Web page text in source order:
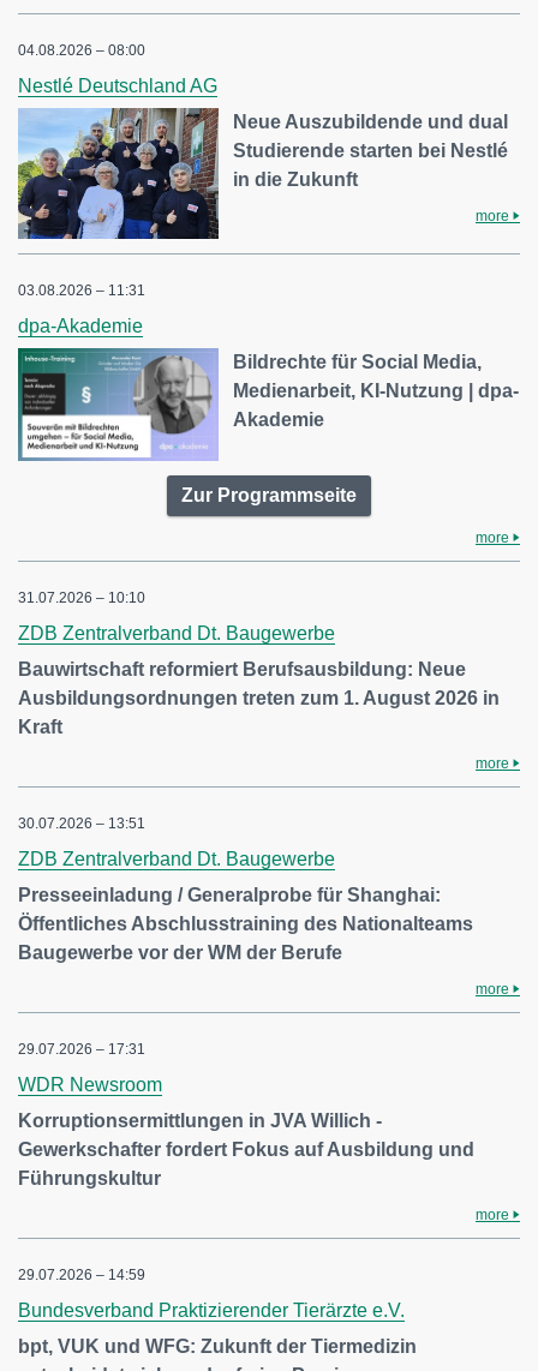
04.08.2026 – 08:00
Nestlé Deutschland AG
Neue Auszubildende und dual
Studierende starten bei Nestlé
in die Zukunft
more
03.08.2026 – 11:31
dpa-Akademie
Bildrechte für Social Media,
Medienarbeit, KI-Nutzung | dpa-
Akademie
Zur Programmseite
more
31.07.2026 – 10:10
ZDB Zentralverband Dt. Baugewerbe
Bauwirtschaft reformiert Berufsausbildung: Neue
Ausbildungsordnungen treten zum 1. August 2026 in
Kraft
more
30.07.2026 – 13:51
ZDB Zentralverband Dt. Baugewerbe
Presseeinladung / Generalprobe für Shanghai:
Öffentliches Abschlusstraining des Nationalteams
Baugewerbe vor der WM der Berufe
more
29.07.2026 – 17:31
WDR Newsroom
Korruptionsermittlungen in JVA Willich -
Gewerkschafter fordert Fokus auf Ausbildung und
Führungskultur
more
29.07.2026 – 14:59
Bundesverband Praktizierender Tierärzte e.V.
bpt, VUK und WFG: Zukunft der Tiermedizin